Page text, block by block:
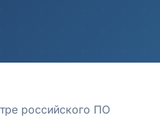
российского ПО